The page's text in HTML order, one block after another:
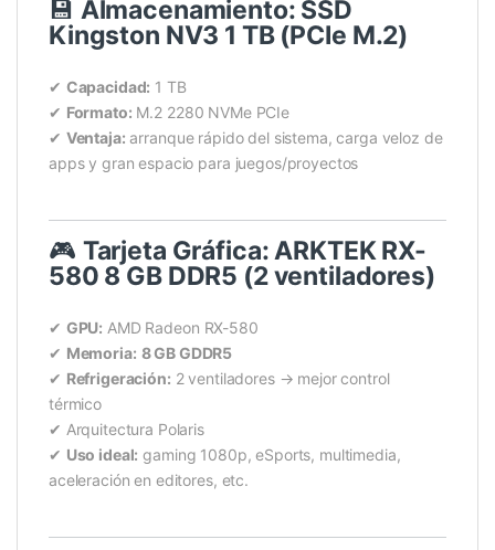
💾 Almacenamiento: SSD
Kingston NV3 1 TB (PCIe M.2)
✔ Capacidad: 1 TB
✔ Formato: M.2 2280 NVMe PCIe
✔ Ventaja: arranque rápido del sistema, carga veloz de
apps y gran espacio para juegos/proyectos
🎮 Tarjeta Gráfica: ARKTEK RX-
580 8 GB DDR5 (2 ventiladores)
✔ GPU: AMD Radeon RX-580
✔ Memoria: 8 GB GDDR5
✔ Refrigeración: 2 ventiladores → mejor control
térmico
✔ Arquitectura Polaris
✔ Uso ideal: gaming 1080p, eSports, multimedia,
aceleración en editores, etc.